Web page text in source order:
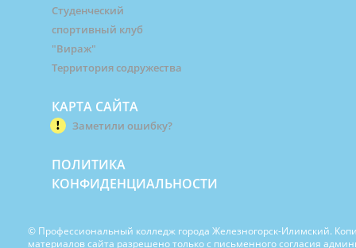
Студенческий
спортивный клуб
"Вираж"
Территория содружества
КАРТА САЙТА
Заметили ошибку?
ПОЛИТИКА
КОНФИДЕНЦИАЛЬНОСТИ
© Профессиональный колледж города Железногорск-Илимский.
материалов сайта разрешено только с письменного согласия